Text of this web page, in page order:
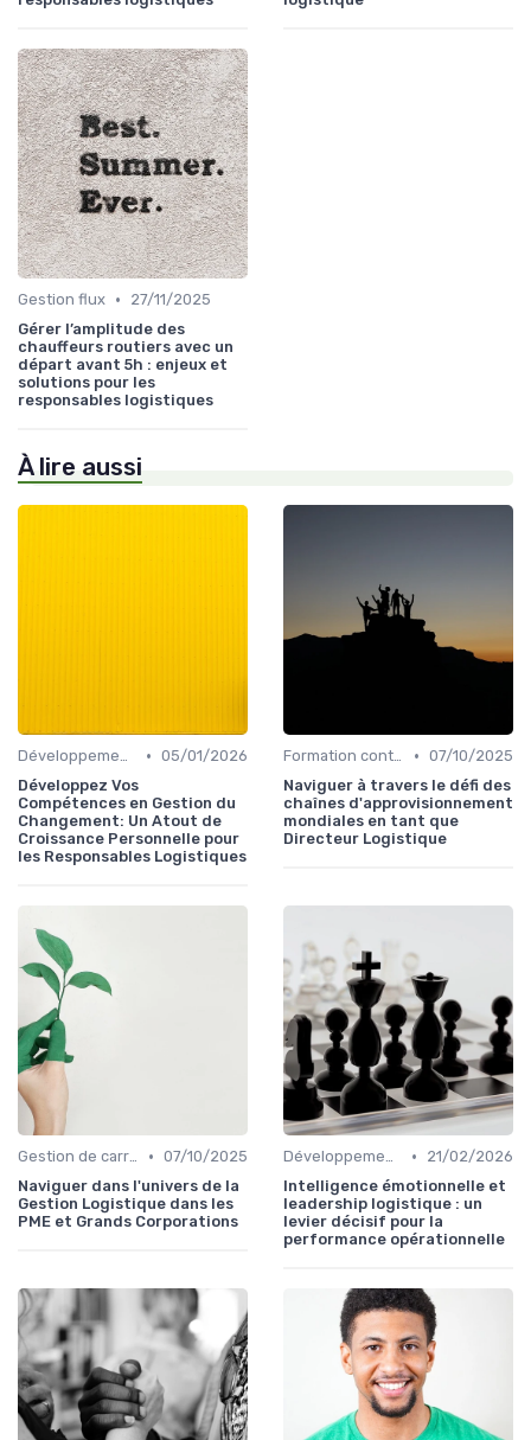
Gestion flux •
27/11/2025
Gérer l’amplitude des
chauffeurs routiers avec un
départ avant 5h : enjeux et
solutions pour les
responsables logistiques
À lire aussi
Développement personnel • 05/01/2026
Développez Vos
Compétences en Gestion du
Changement: Un Atout de
Croissance Personnelle pour
les Responsables Logistiques
Formation continue • 07/10/2025
Naviguer à travers le défi des
chaînes d'approvisionnement
mondiales en tant que
Directeur Logistique
Gestion de carrière • 07/10/2025
Naviguer dans l'univers de la
Gestion Logistique dans les
PME et Grands Corporations
Développement personnel •
21/02/2026
Intelligence émotionnelle et
leadership logistique : un
levier décisif pour la
performance opérationnelle